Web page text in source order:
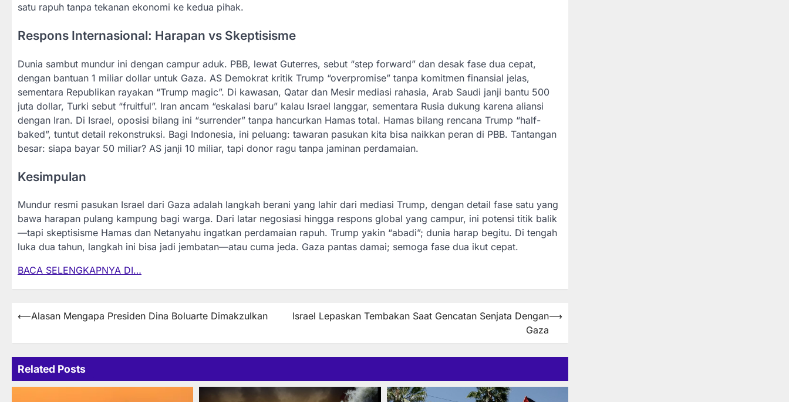
satu rapuh tanpa tekanan ekonomi ke kedua pihak.
Respons Internasional: Harapan vs Skeptisisme
Dunia sambut mundur ini dengan campur aduk. PBB, lewat Guterres, sebut “step forward” dan desak fase dua cepat,
dengan bantuan 1 miliar dollar untuk Gaza. AS Demokrat kritik Trump “overpromise” tanpa komitmen finansial jelas,
sementara Republikan rayakan “Trump magic”. Di kawasan, Qatar dan Mesir mediasi rahasia, Arab Saudi janji bantu 500
juta dollar, Turki sebut “fruitful”. Iran ancam “eskalasi baru” kalau Israel langgar, sementara Rusia dukung karena aliansi
dengan Iran. Di Israel, oposisi bilang ini “surrender” tanpa hancurkan Hamas total. Hamas bilang rencana Trump “half-
baked”, tuntut detail rekonstruksi. Bagi Indonesia, ini peluang: tawaran pasukan kita bisa naikkan peran di PBB. Tantangan
besar: siapa bayar 50 miliar? AS janji 10 miliar, tapi donor ragu tanpa jaminan perdamaian.
Kesimpulan
Mundur resmi pasukan Israel dari Gaza adalah langkah berani yang lahir dari mediasi Trump, dengan detail fase satu yang
bawa harapan pulang kampung bagi warga. Dari latar negosiasi hingga respons global yang campur, ini potensi titik balik
—tapi skeptisisme Hamas dan Netanyahu ingatkan perdamaian rapuh. Trump yakin “abadi”; dunia harap begitu. Di tengah
luka dua tahun, langkah ini bisa jadi jembatan—atau cuma jeda. Gaza pantas damai; semoga fase dua ikut cepat.
BACA SELENGKAPNYA DI…
Post
⟵Alasan Mengapa Presiden Dina Boluarte Dimakzulkan
Israel Lepaskan Tembakan Saat Gencatan Senjata Dengan
Gaza
⟶
Related Posts